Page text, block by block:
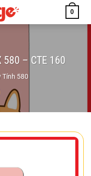
0
580 – CTE 160
Tính 580